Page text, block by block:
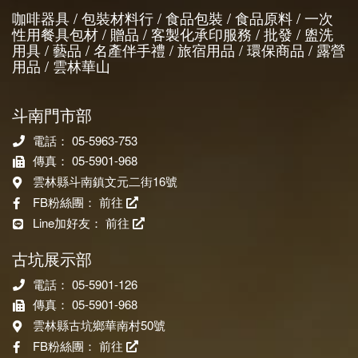
咖啡器具 / 包裝材料行 / 食品包裝 / 食品原料 / 一次
性用餐具包材 / 贈品 / 客製化承印服務 / 批發 / 盥洗
用具 / 藝品 / 名產伴手禮 / 旅宿用品 / 環保商品 / 露營
用品 / 雲林華山
斗南門市部
電話： 05-5963-753
傳真： 05-5901-968
雲林縣斗南鎮文元二街16號
FB粉絲團： 前往
Line加好友： 前往
古坑展示部
電話： 05-5901-126
傳真： 05-5901-968
雲林縣古坑鄉華南村50號
FB粉絲團： 前往